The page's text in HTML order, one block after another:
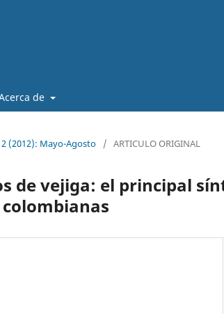
de
(2012): Mayo-Agosto / ARTICULO ORIGINAL
de vejiga: el principal